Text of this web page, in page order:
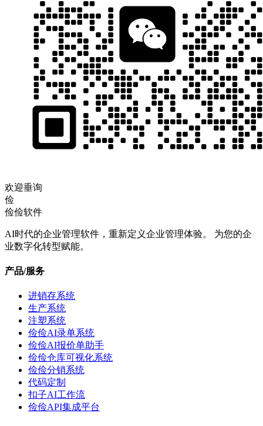
欢迎垂询
俭
俭俭软件
AI时代的企业管理软件，重新定义企业管理体验。 为您的企
业数字化转型赋能。
产品/服务
进销存系统
生产系统
注塑系统
俭俭AI录单系统
俭俭AI报价单助手
俭俭仓库可视化系统
俭俭分销系统
代码定制
扣子AI工作流
俭俭API集成平台